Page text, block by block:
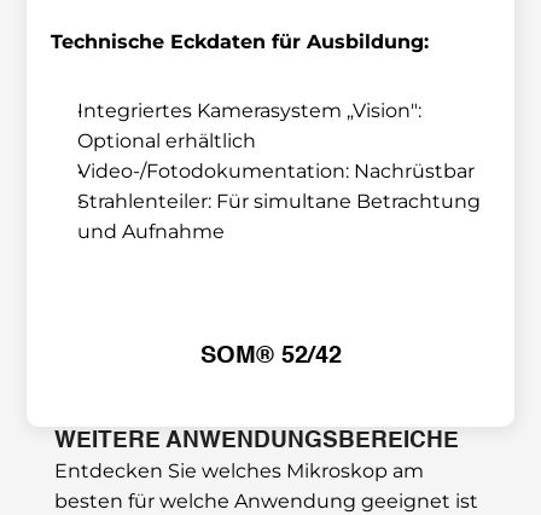
Technische Eckdaten für Ausbildung:
Integriertes Kamerasystem „Vision":
Optional erhältlich
Video-/Fotodokumentation: Nachrüstbar
Strahlenteiler: Für simultane Betrachtung
und Aufnahme
SOM® 52/42
WEITERE ANWENDUNGSBEREICHE
Entdecken Sie welches Mikroskop am
besten für welche Anwendung geeignet ist